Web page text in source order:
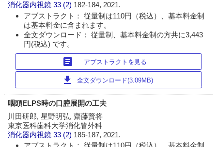
消化器内視鏡 33 (2) 182-184, 2021.
アブストラクト： 従量制は110円（税込）、基本料金制
は基本料金に含まれます。
全文ダウンロード： 従量制、基本料金制の方共に3,443
円(税込) です。
article アブストラクトを見る
download 全文ダウンロード(3.09MB)
咽頭ELPS時の口腔展開の工夫
川田研郎, 星野明弘, 齋藤賢将
東京医科歯科大学消化管外科
消化器内視鏡 33 (2) 185-187, 2021.